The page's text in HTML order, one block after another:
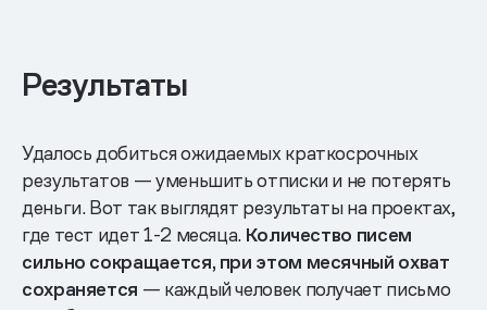
Результаты
Удалось добиться ожидаемых краткосрочных
результатов — уменьшить отписки и не потерять
деньги. Вот так выглядят результаты на проектах,
где тест идет 1-2 месяца. Количество писем
сильно сокращается, при этом месячный охват
сохраняется — каждый человек получает письмо